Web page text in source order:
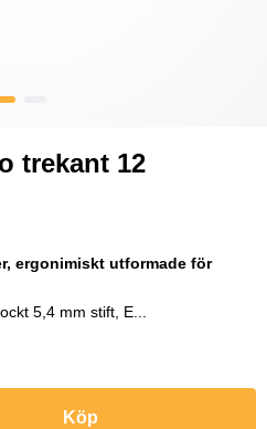
trekant 12
ergonimiskt utformade för
5,4 mm stift, E...
Köp